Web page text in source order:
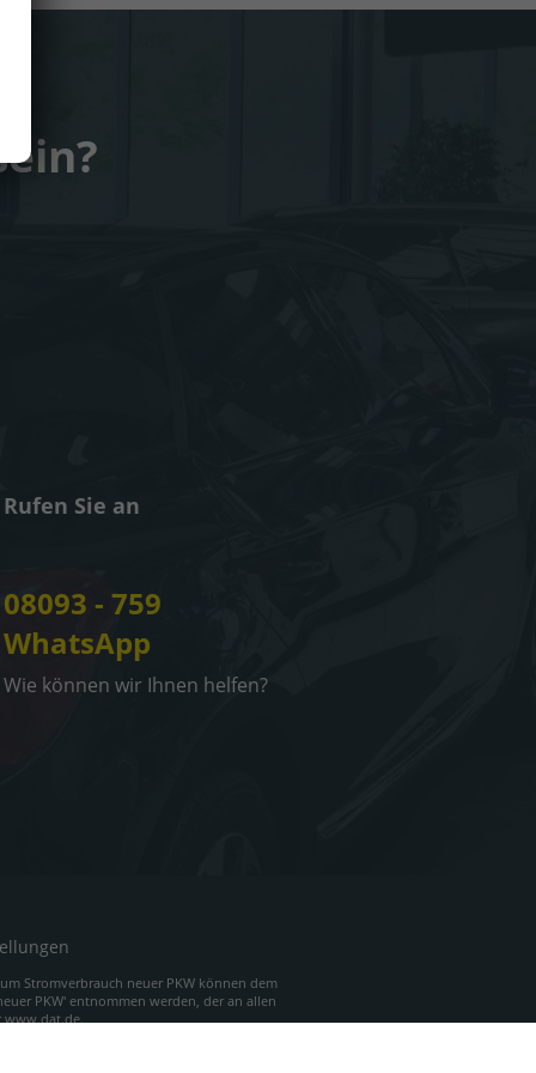
Rufen Sie an
08093 - 759
WhatsApp
Wie können wir Ihnen helfen?
Stromverbrauch neuer PKW können dem
PKW' entnommen werden, der an allen
www.dat.de.